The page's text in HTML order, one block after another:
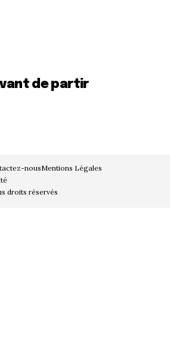
de partir
nousMentions Légales
droits réservés